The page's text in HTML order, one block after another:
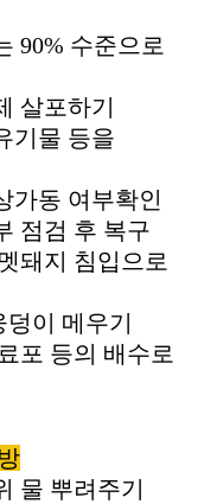
90% 수준으로
살포하기
기물 등을
가동 여부확인
점검 후 복구
돼지 침입으로
이 메우기
포 등의 배수로
물 뿌려주기